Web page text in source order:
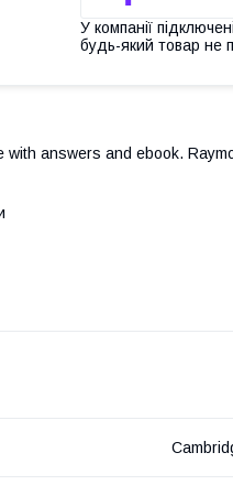
У компанії
будь-який товар не
answers and ebook.